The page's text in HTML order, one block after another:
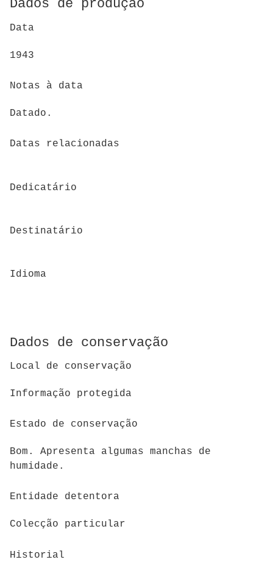
Dados de produção
Data
1943
Notas à data
Datado.
Datas relacionadas
Dedicatário
Destinatário
Idioma
Dados de conservação
Local de conservação
Informação protegida
Estado de conservação
Bom. Apresenta algumas manchas de
humidade.
Entidade detentora
Colecção particular
Historial